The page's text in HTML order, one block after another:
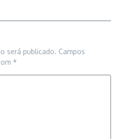
será publicado. Campos
*